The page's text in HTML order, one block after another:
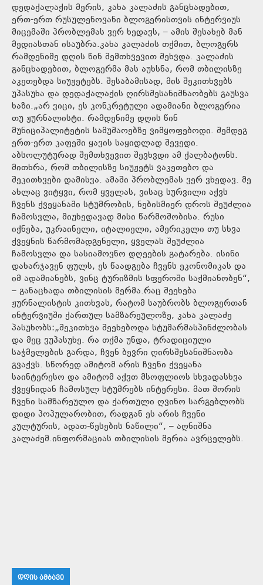
დედაქალაქის მერის, კახა კალაძის განცხადებით,
ერთ-ერთ რუსულენოვანი ბლოგერისთვის ინტერვიუს
მიცემაში პრობლემას ვერ ხედავს, – ამის შესახებ მან
მედიასთან ისაუბრა.კახა კალაძის თქმით, ბლოგერს
რამდენიმე დღის წინ შემთხვევით შეხვდა. კალაძის
განცხადებით, ბლოგერმა მას აუხსნა, რომ თბილისზე
აკეთებდა სიუჟეტებს. შესაბამისად, მის შეკითხვებს
უპასუხა და დედაქალაქის ღირსშესანიშნაობებს გაუსვა
ხაზი.„არ ვიცი, ეს კონკრეტული ადამიანი ბლოგერია
თუ ჟურნალისტი. რამდენიმე დღის წინ
მუნიციპალიტეტის სამუშაოებზე ვიმყოფებოდი. შემდეგ
ერთ-ერთ კაფეში ყავის საყიდლად შევედი.
აბსოლუტურად შემთხვევით შევხვდი ამ ქალბატონს.
მითხრა, რომ თბილისზე სიუჟეტს ვაკეთებო და
შეკითხვები დამისვა. ამაში პრობლემას ვერ ვხედავ. მე
ახლაც ვიტყვი, რომ ყველას, ვისაც სურვილი აქვს
ჩვენს ქვეყანაში სტუმრობის, ნებისმიერ დროს შეუძლია
ჩამოსვლა, მიუხედავად მისი წარმოშობისა. რუსი
იქნება, უკრაინელი, იტალიელი, ამერიკელი თუ სხვა
ქვეყნის წარმომადგენელი, ყველას შეუძლია
ჩამოსვლა და სასიამოვნო დღეების გატარება. ისინი
დახარჯავენ ფულს, ეს წაადგება ჩვენს ეკონომიკას და
იმ ადამიანებს, ვინც ტურიზმის სფეროში საქმიანობენ“,
– განაცხადა თბილისის მერმა.რაც შეეხება
ჟურნალისტის კითხვას, რატომ საუბრობს ბლოგერთან
ინტერვიუში ქართულ სამზარეულოზე, კახა კალაძე
პასუხობს:„შეკითხვა შეეხებოდა სტუმარმასპინძლობას
და მეც ვუპასუხე. რა თქმა უნდა, ტრადიციული
საჭმელების გარდა, ჩვენ ბევრი ღირსშესანიშნაობა
გვაქვს. სწორედ ამიტომ არის ჩვენი ქვეყანა
საინტერესო და ამიტომ აქვთ მსოფლიოს სხვადასხვა
ქვეყნიდან ჩამოსულ სტუმრებს ინტერესი. მათ შორის
ჩვენი სამზარეულო და ქართული ღვინო სარგებლობს
დიდი პოპულარობით, რადგან ეს არის ჩვენი
კულტურის, ადათ-წესების ნაწილი“, – აღნიშნა
კალაძემ.ინფორმაციას თბილისის მერია ავრცელებს.
ᲓᲦᲘᲡ ᲐᲛᲑᲐᲕᲘ